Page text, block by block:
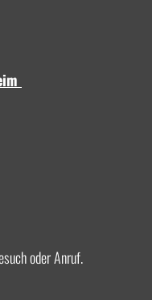
oder Anruf.